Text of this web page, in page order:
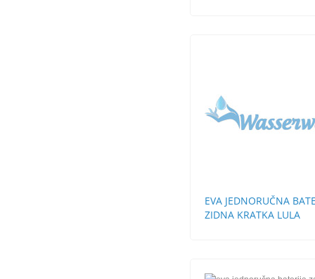
EVA JEDNORUČNA
ZIDNA KRATKA LULA